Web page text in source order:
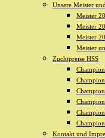
Unsere Meister
Meister
Meister
Meister
Meister
Zuchtpreise HSS
Kontakt und